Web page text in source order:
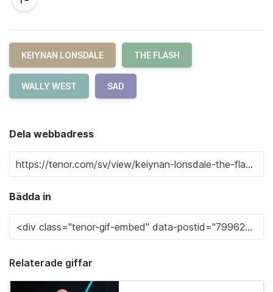
KEIYNAN LONSDALE THE FLASH
WALLY WEST SAD
Dela webbadress
Bädda in
Relaterade giffar